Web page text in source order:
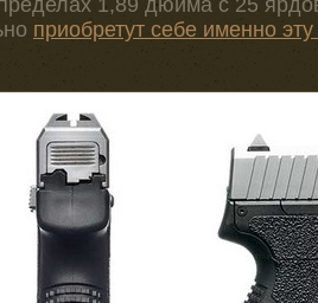
1,89 дюйма с 25
приобретут себе именно